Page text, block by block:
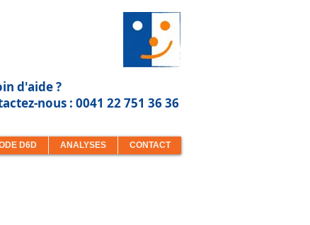
d'aide ?
nous : 0041 22 751 36 36
D6D ANALYSES CONTACT